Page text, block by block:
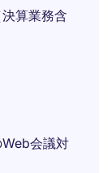
算業務含
会議対